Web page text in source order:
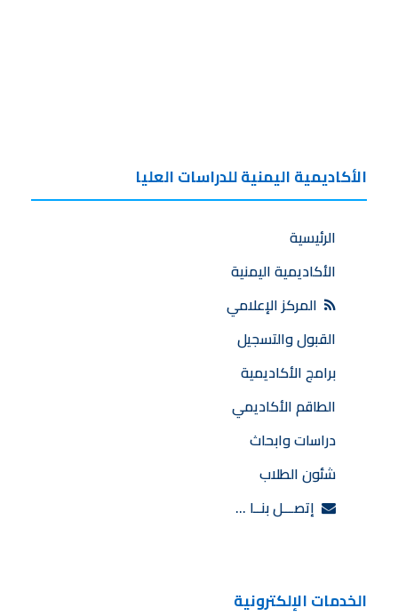
الأكاديمية اليمنية للدراسات العليا
الرئيسية
الأكاديمية اليمنية
المركز الإعلامي
القبول والتسجيل
برامج الأكاديمية
الطاقم الأكاديمي
دراسات وابحاث
شئون الطلاب
إتصـــل بنــا …
الخدمات الإلكترونية